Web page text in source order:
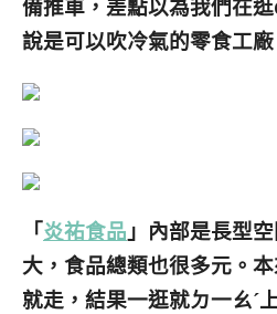
備推車，差點以為我們在
說是可以吹冷氣的零食工廠
「炎祐食品 」內部是長型
大，食品總類也很多元。
就走，結果一逛就ㄉ一ㄠˊ